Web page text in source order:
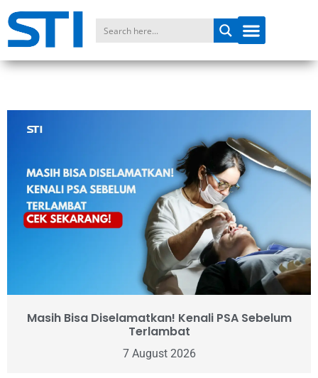
Masih Bisa Diselamatkan! Kenali PSA Sebelum
Terlambat
7 August 2026